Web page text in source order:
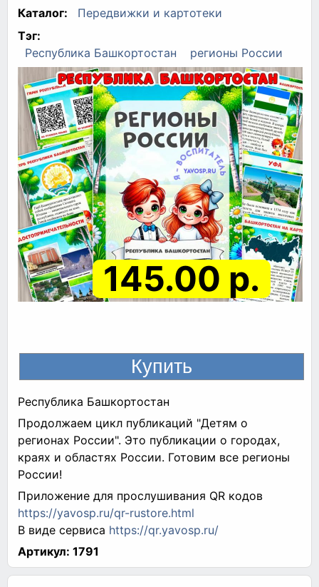
Каталог:
Передвижки и картотеки
Тэг:
Республика Башкортостан
регионы России
145.00 р.
Республика Башкортостан
Продолжаем цикл публикаций "Детям о
регионах России". Это публикации о городах,
краях и областях России. Готовим все регионы
России!
Приложение для прослушивания QR кодов
https://yavosp.ru/qr-rustore.html
В виде сервиса https://qr.yavosp.ru/
Артикул: 1791